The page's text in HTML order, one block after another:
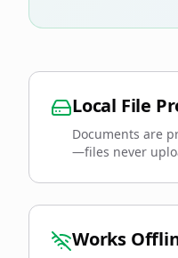
Local File
Documents are
—files never
Works